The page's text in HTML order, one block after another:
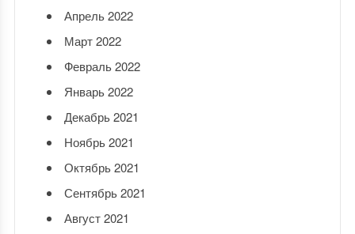
Апрель 2022
Март 2022
Февраль 2022
Январь 2022
Декабрь 2021
Ноябрь 2021
Октябрь 2021
Сентябрь 2021
Август 2021